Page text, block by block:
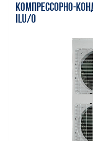
КОМПРЕССОРНО-
ILU/O